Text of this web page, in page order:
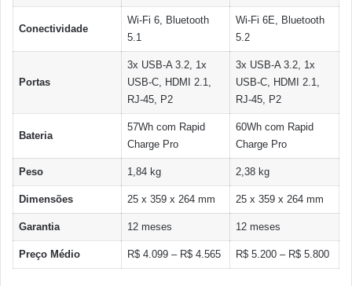
Conectividade
Wi-Fi 6, Bluetooth
5.1
Wi-Fi 6E, Bluetooth
5.2
Portas
3x USB-A 3.2, 1x
USB-C, HDMI 2.1,
RJ-45, P2
3x USB-A 3.2, 1x
USB-C, HDMI 2.1,
RJ-45, P2
Bateria
57Wh com Rapid
Charge Pro
60Wh com Rapid
Charge Pro
Peso 1,84 kg 2,38 kg
Dimensões 25 x 359 x 264 mm 25 x 359 x 264 mm
Garantia 12 meses 12 meses
Preço Médio R$ 4.099 – R$ 4.565 R$ 5.200 – R$ 5.800